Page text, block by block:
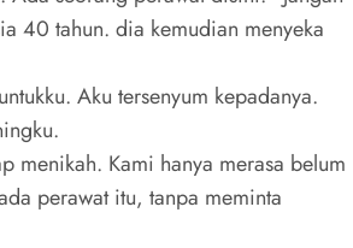
40 tahun. dia kemudian menyeka
Aku tersenyum kepadanya.
menikah. Kami hanya merasa belum
perawat itu, tanpa meminta